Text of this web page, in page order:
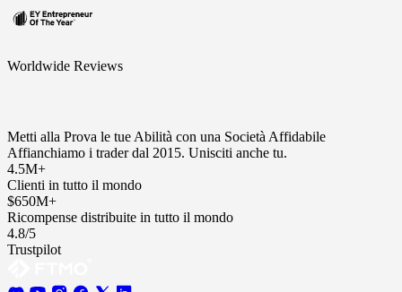
Worldwide Reviews
Metti alla Prova le tue Abilità con una Società Affidabile
Affianchiamo i trader dal 2015. Unisciti anche tu.
4.5M+
Clienti in tutto il mondo
$650M+
Ricompense distribuite in tutto il mondo
4.8/5
Trustpilot